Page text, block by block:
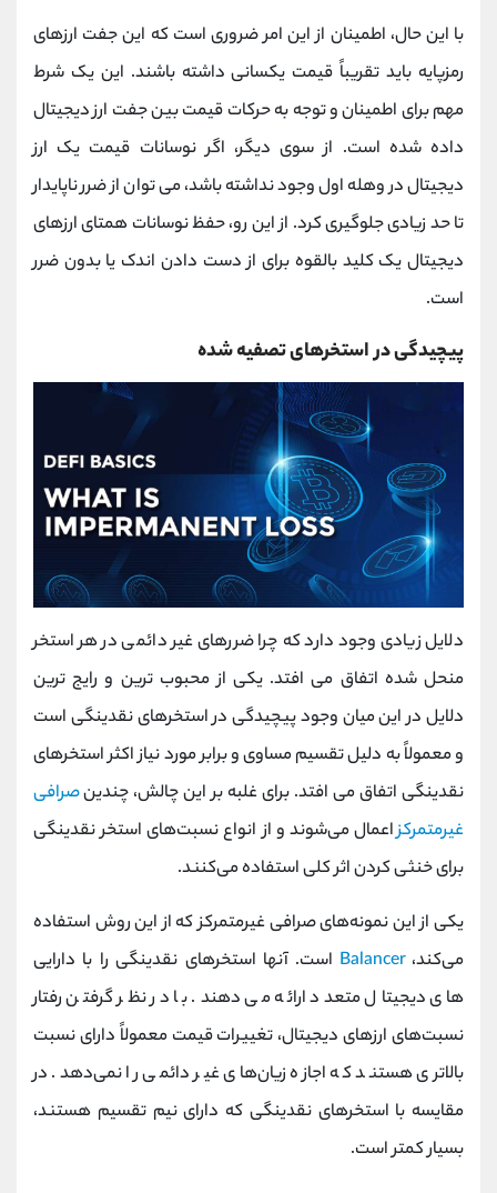
با این حال، اطمینان از این امر ضروری است که این جفت ارزهای
رمزپایه باید تقریباً قیمت یکسانی داشته باشند. این یک شرط
مهم برای اطمینان و توجه به حرکات قیمت بین جفت ارز دیجیتال
داده شده است. از سوی دیگر، اگر نوسانات قیمت یک ارز
دیجیتال در وهله اول وجود نداشته باشد، می توان از ضرر ناپایدار
تا حد زیادی جلوگیری کرد. از این رو، حفظ نوسانات همتای ارزهای
دیجیتال یک کلید بالقوه برای از دست دادن اندک یا بدون ضرر
است.
پیچیدگی در استخرهای تصفیه شده
دلایل زیادی وجود دارد که چرا ضررهای غیر دائمی در هر استخر
منحل شده اتفاق می افتد. یکی از محبوب ترین و رایج ترین
دلایل در این میان وجود پیچیدگی در استخرهای نقدینگی است
و معمولاً به دلیل تقسیم مساوی و برابر مورد نیاز اکثر استخرهای
نقدینگی اتفاق می افتد. برای غلبه بر این چالش، چندینصرافی
غیرمتمرکزاعمال می‌شوند و از انواع نسبت‌های استخر نقدینگی
برای خنثی کردن اثر کلی استفاده می‌کنند.
یکی از این نمونه‌های صرافی غیرمتمرکز که از این روش استفاده
می‌کند،Balancer است. آنها استخرهای نقدینگی را با دارایی
های دیجیتال متعدد ارائه می دهند. با در نظر گرفتن رفتار
نسبت‌های ارزهای دیجیتال، تغییرات قیمت معمولاً دارای نسبت
بالاتری هستند که اجازه زیان‌های غیر دائمی را نمی‌دهد. در
مقایسه با استخرهای نقدینگی که دارای نیم تقسیم هستند،
بسیار کمتر است.